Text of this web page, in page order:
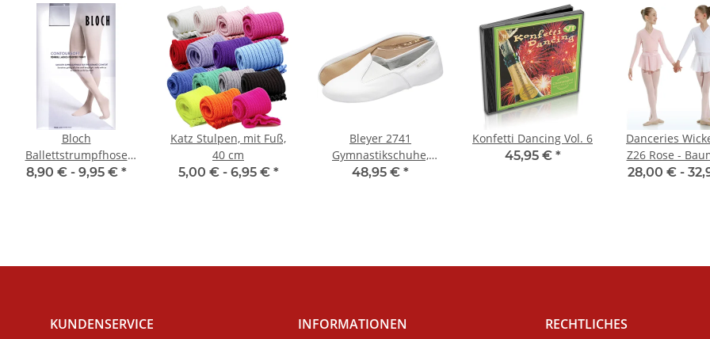
Bloch
Ballettstrumpfhose
T0981 Footed Tight
8,90 € - 9,95 € *
Katz Stulpen, mit Fuß,
40 cm
5,00 € - 6,95 € *
Bleyer 2741
Gymnastikschuhe,
Gym-Med
48,95 € *
Konfetti Dancing Vol. 6
45,95 € *
Danceries
Z26 Rose -
28,00 € -
KUNDENSERVICE INFORMATIONEN RECHTLICHES